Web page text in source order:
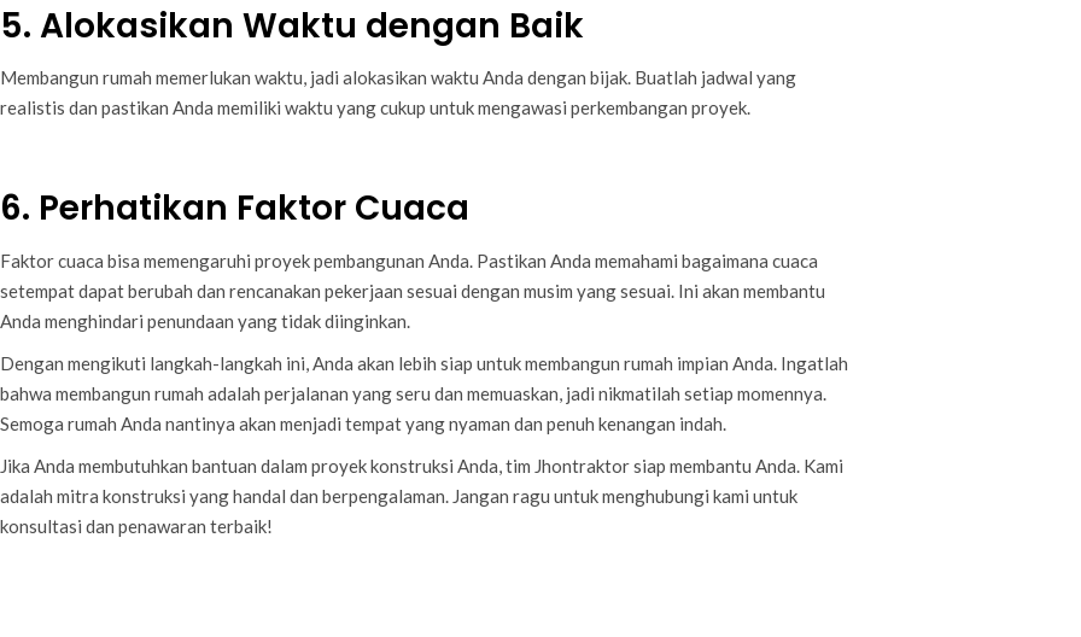
5. Alokasikan Waktu dengan Baik
Membangun rumah memerlukan waktu, jadi alokasikan waktu Anda dengan bijak. Buatlah jadwal yang
realistis dan pastikan Anda memiliki waktu yang cukup untuk mengawasi perkembangan proyek.
6. Perhatikan Faktor Cuaca
Faktor cuaca bisa memengaruhi proyek pembangunan Anda. Pastikan Anda memahami bagaimana cuaca
setempat dapat berubah dan rencanakan pekerjaan sesuai dengan musim yang sesuai. Ini akan membantu
Anda menghindari penundaan yang tidak diinginkan.
Dengan mengikuti langkah-langkah ini, Anda akan lebih siap untuk membangun rumah impian Anda. Ingatlah
bahwa membangun rumah adalah perjalanan yang seru dan memuaskan, jadi nikmatilah setiap momennya.
Semoga rumah Anda nantinya akan menjadi tempat yang nyaman dan penuh kenangan indah.
Jika Anda membutuhkan bantuan dalam proyek konstruksi Anda, tim Jhontraktor siap membantu Anda. Kami
adalah mitra konstruksi yang handal dan berpengalaman. Jangan ragu untuk menghubungi kami untuk
konsultasi dan penawaran terbaik!